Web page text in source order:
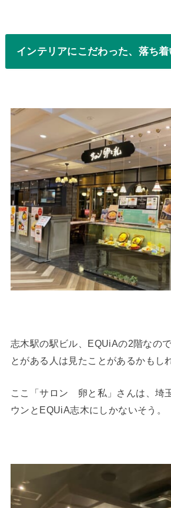
インテリアにこだわった、落ち着
志木駅の駅ビル、EQUiAの2階なの
とがある人は見たことがあるかもし
ここ「サロン 卵と私」さんは、埼
ウンとEQUiA志木にしかないそう。